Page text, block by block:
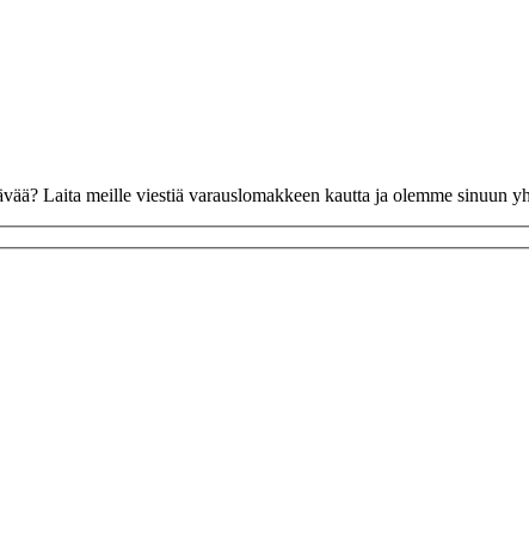
Laita meille viestiä varauslomakkeen kautta ja olemme sinuun